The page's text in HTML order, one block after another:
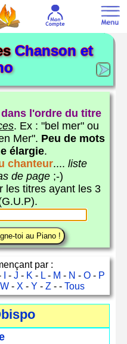
Chanson et
l'ordre du titre
. Ex : "bel mer" ou
Mer". Peu de mots
élargie.
chanteur....liste
de page;-)
les titres ayant les 3
par :
- J - K - L- M - N - O- P
W - X -Y -Z - -Tous